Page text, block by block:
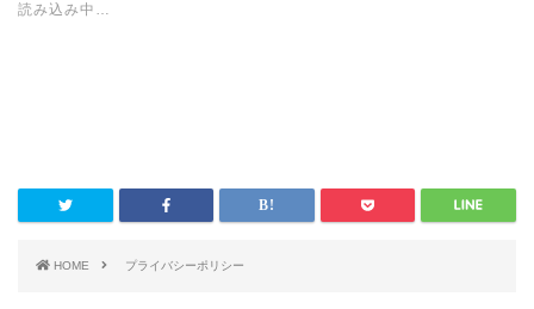
読み込み中…
HOME プライバシーポリシー